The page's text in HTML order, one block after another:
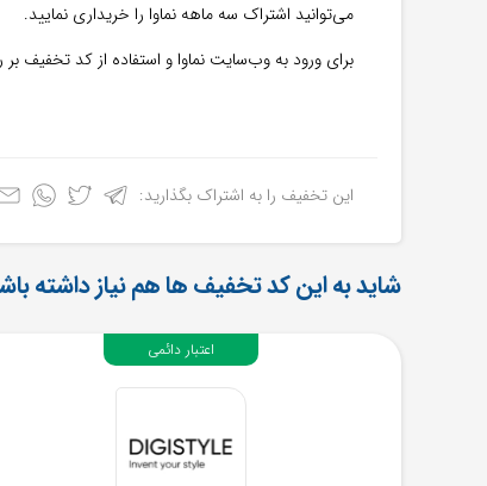
می‌توانید اشتراک سه ماهه نماوا را خریداری نمایید.
برای ورود به وب‌سایت نماوا و استفاده از کد تخفیف
این تخفیف را به اشتراک بگذارید:
شاید به این کد تخفیف ها هم نیاز داشته
اعتبار دائمی